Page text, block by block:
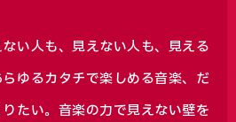
い人も、見えない人も、見える
ゆるカタチで楽しめる音楽、 だ
たい。音楽の力で見えない壁を